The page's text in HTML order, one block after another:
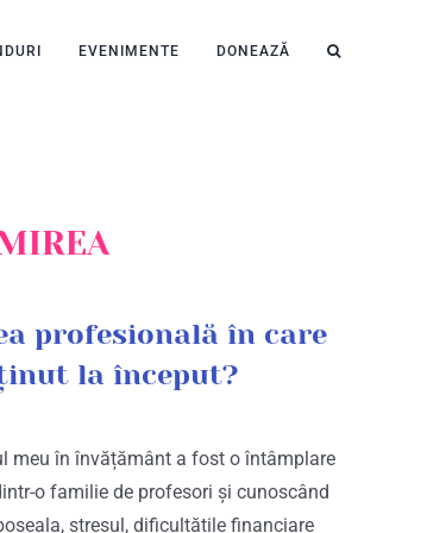
EVENIMENTE DONEAZĂ
profesională în care
la început?
meu în învățământ a fost o întâmplare
o familie de profesori și cunoscând
stresul, dificultățile financiare